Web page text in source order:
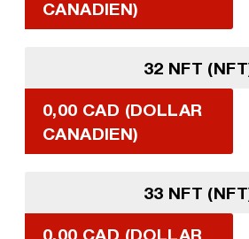
CANADIEN)
32 NFT
0,00 CAD (DOLLAR
CANADIEN)
33 NFT
0,00 CAD (DOLLAR